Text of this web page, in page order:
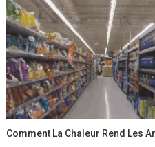
Comment La Chaleur Rend Les